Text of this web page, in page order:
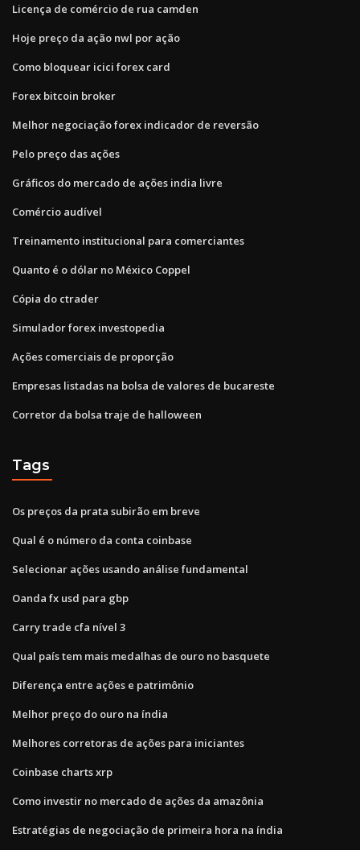
Licença de comércio de rua camden
Hoje preço da ação nwl por ação
Como bloquear icici forex card
Forex bitcoin broker
Melhor negociação forex indicador de reversão
Pelo preço das ações
Gráficos do mercado de ações india livre
Comércio audível
Treinamento institucional para comerciantes
Quanto é o dólar no México Coppel
Cópia do ctrader
Simulador forex investopedia
Ações comerciais de proporção
Empresas listadas na bolsa de valores de bucareste
Corretor da bolsa traje de halloween
Tags
Os preços da prata subirão em breve
Qual é o número da conta coinbase
Selecionar ações usando análise fundamental
Oanda fx usd para gbp
Carry trade cfa nível 3
Qual país tem mais medalhas de ouro no basquete
Diferença entre ações e patrimônio
Melhor preço do ouro na índia
Melhores corretoras de ações para iniciantes
Coinbase charts xrp
Como investir no mercado de ações da amazônia
Estratégias de negociação de primeira hora na índia